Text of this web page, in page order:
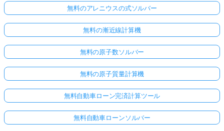
無料のアレニウスの式ソルバー
無料の漸近線計算機
無料の原子数ソルバー
無料の原子質量計算機
無料自動車ローン完済計算ツール
無料自動車ローンソルバー